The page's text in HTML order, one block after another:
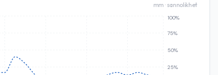
mm · sannolikhet
25%
50%
75%
100%